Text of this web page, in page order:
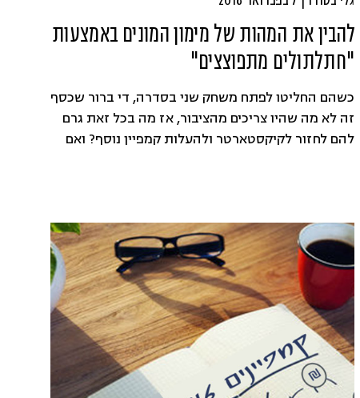
להבין את המהות של מימון המונים באמצעות
"חתלתולים מתפוצצים"
כשהם החליטו לפתח משחק שני בסדרה, די ברור שכסף
זה לא מה שהיו צריכים מהציבור, אז מה בכל זאת גרם
להם לחזור לקיקסטארטר ולהעלות קמפיין נוסף? ואם